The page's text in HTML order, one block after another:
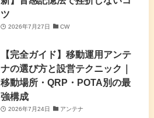
ツ
2026年7月27日 CW
【完全ガイド】移動運用アンテ
ナの選び方と設営テクニック｜
移動場所・QRP・POTA別の最
強構成
2026年7月24日 アンテナ